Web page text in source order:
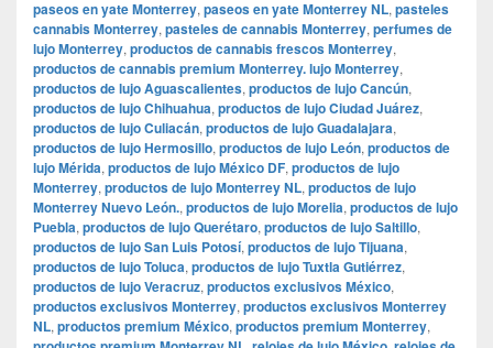
paseos en yate Monterrey, paseos en yate Monterrey NL, pasteles
cannabis Monterrey, pasteles de cannabis Monterrey, perfumes de
lujo Monterrey, productos de cannabis frescos Monterrey,
productos de cannabis premium Monterrey. lujo Monterrey,
productos de lujo Aguascalientes, productos de lujo Cancún,
productos de lujo Chihuahua, productos de lujo Ciudad Juárez,
productos de lujo Culiacán, productos de lujo Guadalajara,
productos de lujo Hermosillo, productos de lujo León, productos de
lujo Mérida, productos de lujo México DF, productos de lujo
Monterrey, productos de lujo Monterrey NL, productos de lujo
Monterrey Nuevo León., productos de lujo Morelia, productos de lujo
Puebla, productos de lujo Querétaro, productos de lujo Saltillo,
productos de lujo San Luis Potosí, productos de lujo Tijuana,
productos de lujo Toluca, productos de lujo Tuxtla Gutiérrez,
productos de lujo Veracruz, productos exclusivos México,
productos exclusivos Monterrey, productos exclusivos Monterrey
NL, productos premium México, productos premium Monterrey,